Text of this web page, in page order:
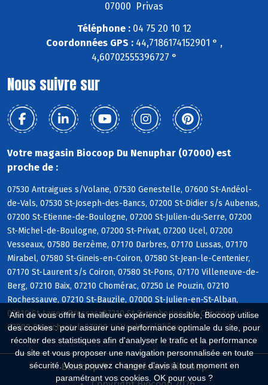
Afin de vous offrir la meilleure expérience possible, Biocoop utilise
des cookies : pour assurer une performance optimale du site, pour
récolter des statistiques afin d'analyser le trafic et la performance
du site et vous proposer une navigation personnalisée en toute
sécurité. Vous pouvez changer d'avis à tout moment en
paramétrant vos cookies. OK pour vous ?
07000 Privas
Téléphone :04 75 20 10 12
Coordonnées GPS :44,7186174152901 ° ,
4,60702555396727 °
Nous suivre sur
Votre magasin Biocoop Du Nenuphar (07000) est
proche de :
07530 Antraigues s/Volane, 07530 Genestelle, 07600 St-Andéol-
de-Vals, 07530 St-Joseph-des-Bancs, 07200 St-Didier s/s Aubenas,
07200 St-Etienne-de-Boulogne, 07200 St-Julien-du-Serre, 07200
St-Michel-de-Boulogne, 07200 St-Privat, 07200 Ucel, 07200
Vesseaux, 07580 Berzème, 07170 Darbres, 07170 Lussas, 07170
Mirabel, 07580 St-Gineis-en-Coiron, 07580 St-Jean-le-Centenier,
07170 St-Laurent s/s Coiron, 07580 St-Pons, 07170 Villeneuve-de-
Berg, 07210 Baix, 07210 Chomérac, 07250 Le Pouzin, 07210
Rochessauve, 07210 St-Bauzile, 07000 St-Julien-en-St-Alban,
07210 St-Lager-Bressac, 07210 St-Symphorien s/s Chomérac,
07800 Beauchastel, 07800 La Voulte s/Rhône
Biocoop.fr
Le réseau Biocoop